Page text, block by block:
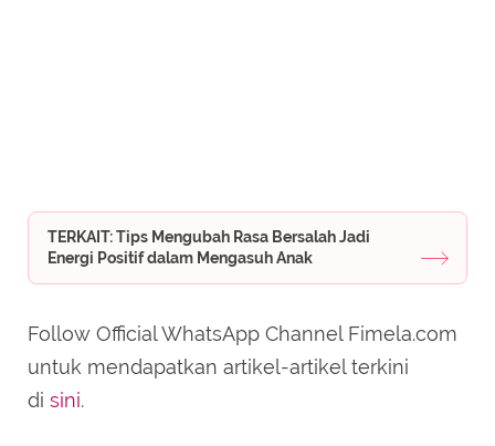
TERKAIT: Tips Mengubah Rasa Bersalah Jadi
Energi Positif dalam Mengasuh Anak
Follow Official WhatsApp Channel Fimela.com
untuk mendapatkan artikel-artikel terkini
di sini.